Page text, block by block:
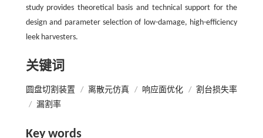
study provides theoretical basis and technical support for the
design and parameter selection of low-damage, high-efficiency
leek harvesters.
关键词
圆盘切割装置 / 离散元仿真 / 响应面优化 /
割台损失率
/ 漏割率
Key words